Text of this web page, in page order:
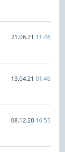
21.06.21 11:46
13.04.21 01:46
08.12.20 16:55